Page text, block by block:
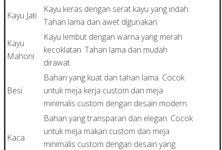
Kayu Jati
Kayu keras dengan serat kayu yang indah.
Tahan lama dan awet digunakan.
Kayu
Mahoni
Kayu lembut dengan warna yang merah
kecoklatan. Tahan lama dan mudah
dirawat.
Besi
Bahan yang kuat dan tahan lama. Cocok
untuk meja kerja custom dan meja
minimalis custom dengan desain modern.
Kaca
Bahan yang transparan dan elegan. Cocok
untuk meja makan custom dan meja
minimalis custom dengan desain yang